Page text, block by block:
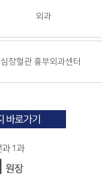
외과
심장혈관 흉부외과센터